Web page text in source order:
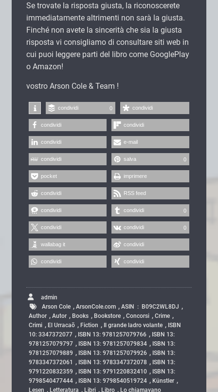
Se trovate la risposta giusta, la riconoscerete
immediatamente altrimenti non sarà la giusta.
Finché non avete la sincerità che sia la giusta
risposta vi consigliamo di consultare siti web in
cui puoi leggere parti del libro come GooglePlay
o Amazon!
vostro Arson Cole & Team !
condividi 0 condividi
condividi condividi
condividi e-mail
condividi salva 0
pocket imprimere
condividi RSS feed
condividi condividi 0
condividi condividi 0
wallabag it condividi
condividi condividi
admin
Arson Cole , ArsonCole.com , ASIN ‏ : ‎ B09C2WL8DJ ,
Author , Autor , Books , Bookstore , Concorsi , Crime ,
Crimi , El Urracaõ , Fiction , Il grande ladro volante , ISBN
10: 3347372077 , ISBN 13: 9781257079766 , ISBN 13:
9781257079797 , ISBN 13: 9781257079834 , ISBN 13:
9781257079889 , ISBN 13: 9781257079926 , ISBN 13:
9783347372061
, ISBN 13: 9783347372078 , ISBN 13:
9791220832359 , ISBN 13: 9791220832410 , ISBN 13:
9798540477444 , ISBN 13: 9798540519724 , Künstler ,
Lesen , Letteratura , Libri , Libro , Lo chiamavano